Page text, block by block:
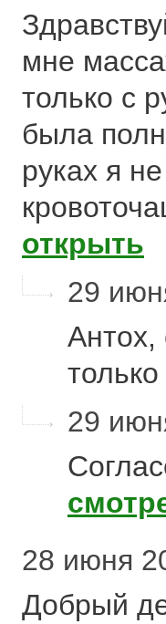
мне
только с
была
руках я
открыть
29
Антох,
29
28 июня
Добрый